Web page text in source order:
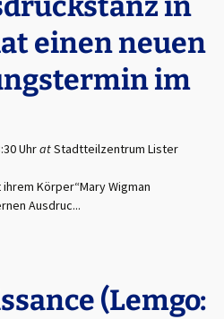
einen neuen
im
UhratStadtteilzentrum Lister
Körper“Mary Wigman
Ausdruc...
(Lemgo: